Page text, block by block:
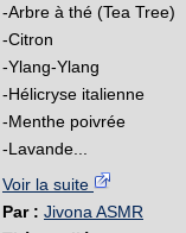
-Arbre à thé (Tea Tree)
-Citron
-Ylang-Ylang
-Hélicryse italienne
-Menthe poivrée
-Lavande...
Voir la suite
Par : Jivona ASMR